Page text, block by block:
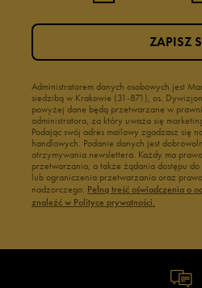
Administratorem danych osobowych jest
siedzibą w Krakowie (31-871), os.
powyżej dane będą przetwarzane w
administratora, za który uważa się
Podając swój adres mailowy zgadzasz się
handlowych. Podanie danych jest
otrzymywania newslettera. Każdy ma
przetwarzania, a także żądania dostępu
lub ograniczenia przetwarzania oraz
nadzorczego. Pełną treść oświadczenia o
znaleźć w Polityce prywatności.
ZAPISZ